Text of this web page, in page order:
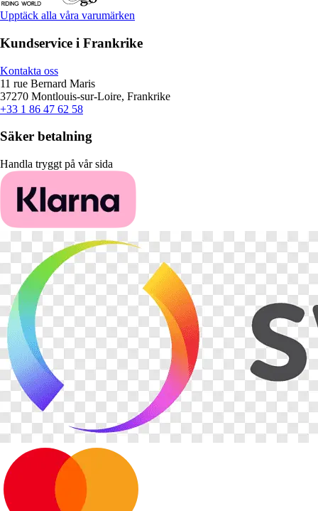
Upptäck alla våra varumärken
Kundservice i Frankrike
Kontakta oss
11 rue Bernard Maris
37270 Montlouis-sur-Loire, Frankrike
+33 1 86 47 62 58
Säker betalning
Handla tryggt på vår sida